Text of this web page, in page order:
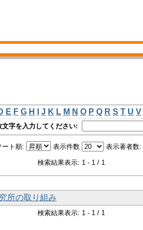
E F G H J K L M N O P Q R S T U V
字を入力してください:
ート順: 表示件数 表示著者数:
検索結果表示: 1 - 1 / 1
所の取り組み
検索結果表示: 1 - 1 / 1